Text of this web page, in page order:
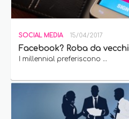
SOCIAL MEDIA 15/04/2017
Facebook? Roba da vecchi
I millennial preferiscono ...